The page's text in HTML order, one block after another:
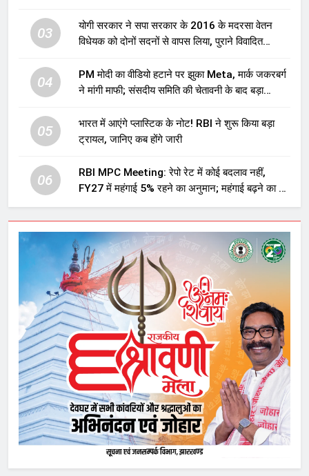
03
योगी सरकार ने सपा सरकार के 2016 के मदरसा वेतन
विधेयक को दोनों सदनों से वापस लिया, पुराने विवादित
04
PM मोदी का वीडियो हटाने पर झुका Meta, मार्क जकरबर्ग
ने मांगी माफी; संसदीय समिति की चेतावनी के बाद बड़ा
05
भारत में आएंगे प्लास्टिक के नोट! RBI ने शुरू किया बड़ा
ट्रायल, जानिए कब होंगे जारी
06
RBI MPC Meeting: रेपो रेट में कोई बदलाव नहीं,
FY27 में महंगाई 5% रहने का अनुमान; महंगाई बढ़ने का भी